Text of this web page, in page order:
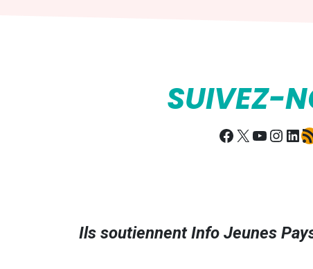
SUIVEZ-
Facebook
X
Ils soutiennent Info Jeunes